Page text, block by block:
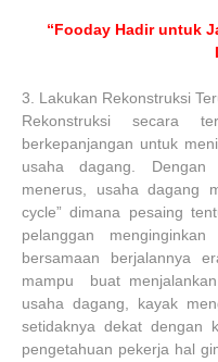
“Fooday Hadir untuk
3. Lakukan Rekonstruksi
Rekonstruksi secara
berkepanjangan untuk
usaha dagang. Dengan
menerus, usaha dagang
cycle” dimana pesaing
pelanggan
bersamaan berjalannya
mampu buat
usaha dagang, kayak
setidaknya dekat dengan
pengetahuan pekerja hal